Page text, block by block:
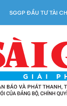
SGGP ĐẦU TƯ TÀI